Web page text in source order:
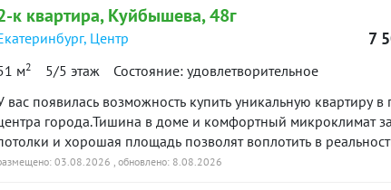
дом -
на полу,
санузле
оборудована
остается
Точную ставку и условия уточняйте в банке.
3 ноября 2020
90 дн.
к квартира, Куйбышева, 48г
, Центр
м2 5/5 этаж Состояние: удовлетворительное
7
вас появилась возможность купить уникальную квартиру
города.Тишина в доме и комфортный микроклимат за счет толстых стен, высокие
и хорошая площадь позволят воплотить в
и грамотно продуманная планировка.Тихий двор в самом центре города -
03.08.2026 , обновлено: 8.08.2026